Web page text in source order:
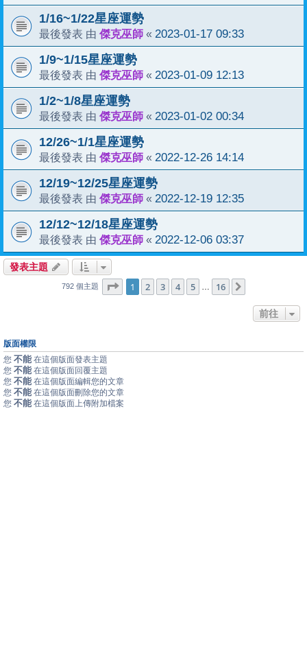
1/16~1/22星座運勢
最後發表 由 傑克巫師 « 2023-01-17 09:33
1/9~1/15星座運勢
最後發表 由 傑克巫師 « 2023-01-09 12:13
1/2~1/8星座運勢
最後發表 由 傑克巫師 « 2023-01-02 00:34
12/26~1/1星座運勢
最後發表 由 傑克巫師 « 2022-12-26 14:14
12/19~12/25星座運勢
最後發表 由 傑克巫師 « 2022-12-19 12:35
12/12~12/18星座運勢
最後發表 由 傑克巫師 « 2022-12-06 03:37
發表主題
792 個主題 第1 頁 (共 16頁)
1 2 3 4 5 … 16
前往
版面權限
您 不能 在這個版面發表主題
您 不能 在這個版面回覆主題
您 不能 在這個版面編輯您的文章
您 不能 在這個版面刪除您的文章
您 不能 在這個版面上傳附加檔案